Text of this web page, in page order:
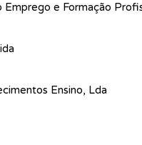
e Formação
Ensino, Lda